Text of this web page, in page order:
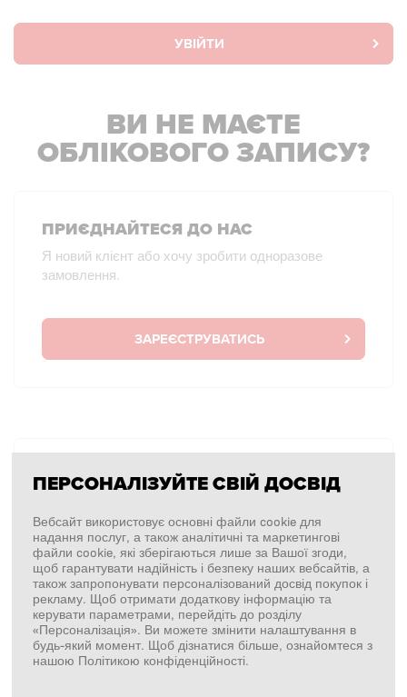
УВІЙТИ
ВИ НЕ МАЄТЕ
ОБЛІКОВОГО ЗАПИСУ?
ПРИЄДНАЙТЕСЯ ДО НАС
Я новий клієнт або хочу зробити одноразове
замовлення.
ЗАРЕЄСТРУВАТИСЬ
БЕЗ АВТОРИЗАЦІЇ
авторизації.
ПОКУПКИ БЕЗ ВХОДУ У СИСТЕМУ
ПЕРСОНАЛІЗУЙТЕ СВІЙ ДОСВІД
Вебсайт використовує основні файли cookie для
надання послуг, а також аналітичні та маркетингові
файли cookie, які зберігаються лише за Вашої згоди,
щоб гарантувати надійність і безпеку наших вебсайтів, а
також запропонувати персоналізований досвід покупок і
рекламу. Щоб отримати додаткову інформацію та
керувати параметрами, перейдіть до розділу
«Персоналізація». Ви можете змінити налаштування в
будь-який момент. Щоб дізнатися більше, ознайомтеся з
нашою Політикою конфіденційності.